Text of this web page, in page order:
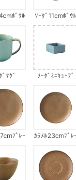
ﾎﾞｳﾙ ｿｰﾀﾞ11cmﾎﾞｳﾙ
ﾞﾏｸﾞ ｿｰﾀﾞﾐﾆｷｭｰﾌﾞ
ﾌﾟﾚｰ
ｶﾗﾒﾙ23cmﾌﾟﾚ